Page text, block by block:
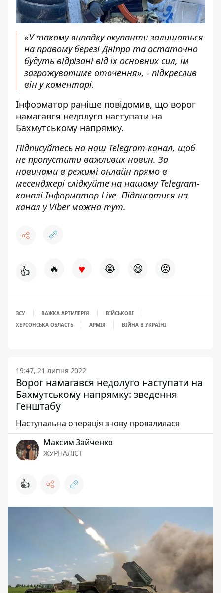
«У такому випадку окупанти залишаться
на правому березі Дніпра та остаточно
будуть відрізані від їх основних сил, їм
загрожуватиме оточення», - підкреслив
він у коментарі.
Інформатор раніше повідомив, що ворог
намагався недолуго наступати на
Бахмутському напрямку.
Підписуйтесь на наш Telegram-канал, щоб
не пропустити важливих новин. За
новинами в режимі онлайн прямо в
месенджері слідкуйте на нашому Telegram-
каналіІнформатор Live. Підписатися на
канал у Viber можна тут.
👍 🔥 ♥ 😭 😆 😡
ЗСУ ВАЖКА АРТИЛЕРІЯ
ВІЙСЬКОВІ
ХЕРСОНСЬКА ОБЛАСТЬ
АРМІЯ ВІЙНА В УКРАЇНІ
19:47, 21 липня 2022
Ворог намагався недолуго наступати на
Бахмутському напрямку: зведення
Генштабу
Наступальна операція знову провалилася
Максим Зайченко
ЖУРНАЛІСТ
👍